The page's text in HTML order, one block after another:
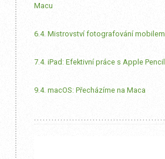
Macu
6.4. Mistrovství fotografování mobilem
7.4. iPad: Efektivní práce s Apple Pencil
9.4. macOS: Přecházíme na Maca